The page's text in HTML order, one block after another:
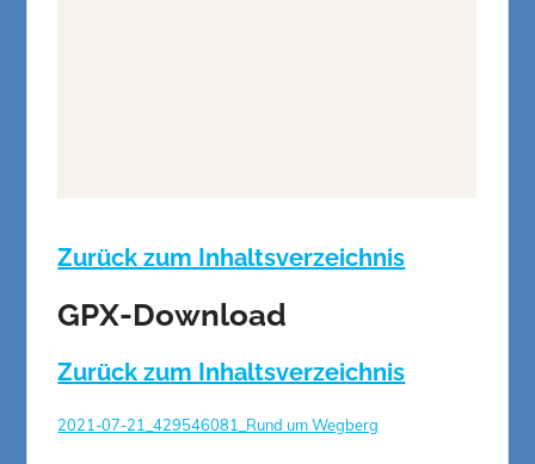
Zurück zum Inhaltsverzeichnis
GPX-Download
Zurück zum Inhaltsverzeichnis
2021-07-21_429546081_Rund um Wegberg